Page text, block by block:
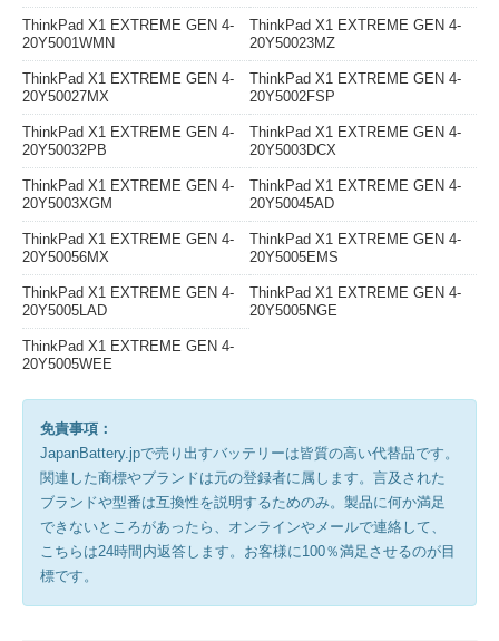
ThinkPad X1 EXTREME GEN 4-
20Y5001WMN
ThinkPad X1 EXTREME GEN 4-
20Y50023MZ
ThinkPad X1 EXTREME GEN 4-
20Y50027MX
ThinkPad X1 EXTREME GEN 4-
20Y5002FSP
ThinkPad X1 EXTREME GEN 4-
20Y50032PB
ThinkPad X1 EXTREME GEN 4-
20Y5003DCX
ThinkPad X1 EXTREME GEN 4-
20Y5003XGM
ThinkPad X1 EXTREME GEN 4-
20Y50045AD
ThinkPad X1 EXTREME GEN 4-
20Y50056MX
ThinkPad X1 EXTREME GEN 4-
20Y5005EMS
ThinkPad X1 EXTREME GEN 4-
20Y5005LAD
ThinkPad X1 EXTREME GEN 4-
20Y5005NGE
ThinkPad X1 EXTREME GEN 4-
20Y5005WEE
免責事項：
JapanBattery.jpで売り出すバッテリーは皆質の高い代替品です。
関連した商標やブランドは元の登録者に属します。言及された
ブランドや型番は互換性を説明するためのみ。製品に何か満足
できないところがあったら、オンラインやメールで連絡して、
こちらは24時間内返答します。お客様に100％満足させるのが目
標です。